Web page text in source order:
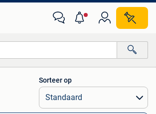
Alle afstanden…
Sorteer op